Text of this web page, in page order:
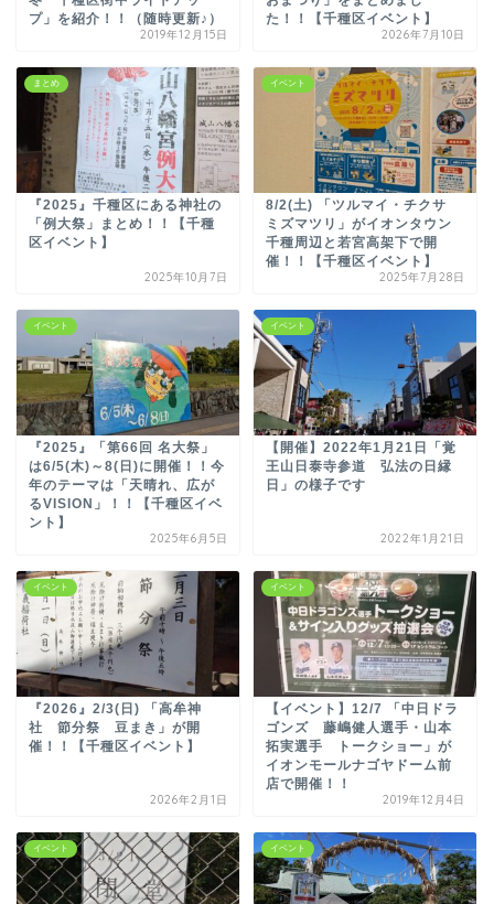
プ」を紹介！！（随時更新♪）
2019年12月15日
た！！【千種区イベント】
2026年7月10日
まとめ
『2025』千種区にある神社の
「例大祭」まとめ！！【千種
区イベント】
2025年10月7日
イベント
8/2(土) 「ツルマイ・チクサ
ミズマツリ」がイオンタウン
千種周辺と若宮高架下で開
催！！【千種区イベント】
2025年7月28日
イベント
『2025』「第66回 名大祭」
は6/5(木)～8(日)に開催！！今
年のテーマは「天晴れ、広が
るVISION」！！【千種区イベ
ント】
2025年6月5日
イベント
【開催】2022年1月21日「覚
王山日泰寺参道 弘法の日縁
日」の様子です
2022年1月21日
イベント
『2026』2/3(日) 「高牟神
社 節分祭 豆まき」が開
催！！【千種区イベント】
2026年2月1日
イベント
【イベント】12/7 「中日ドラ
ゴンズ 藤嶋健人選手・山本
拓実選手 トークショー」が
イオンモールナゴヤドーム前
店で開催！！
2019年12月4日
イベント イベント